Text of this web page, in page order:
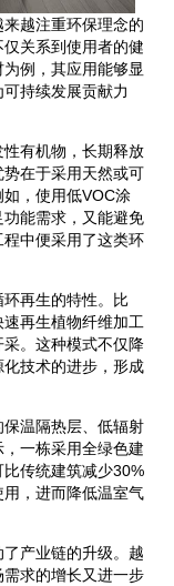
越注重环保理念的
关系到使用者的健
例，其应用能够显
持续发展贡献力
有机物，长期释放
在于采用天然或可
，使用低VOC涂
能需求，又能避免
中便采用了这类环
再生的特性。比
再生植物纤维加工
。这种模式不仅降
技术的进步，形成
温隔热层、低辐射
一栋采用全绿色建
传统建筑减少30%
，进而降低温室气
产业链的升级。越
求的增长又进一步